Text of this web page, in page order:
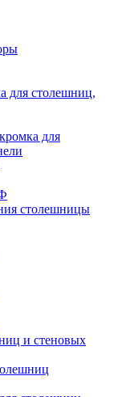
для столешниц,
для
столешницы
и стеновых